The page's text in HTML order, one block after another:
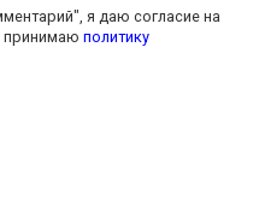
я даю согласие на
принимаю политику